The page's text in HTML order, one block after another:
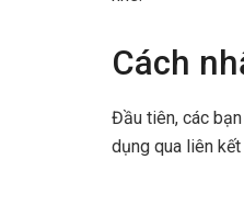
Cách
Đầu tiên, các
dụng qua liên